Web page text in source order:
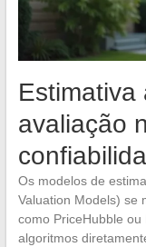
Estimativa
avaliação
Os modelos de
Valuation Models) se
como PriceHubble
algoritmos